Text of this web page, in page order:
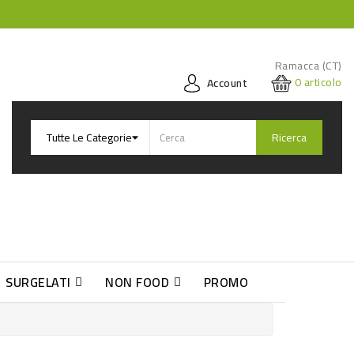
Ramacca (CT)
Account
0articolo
Ricerca
SURGELATI NON FOOD PROMO